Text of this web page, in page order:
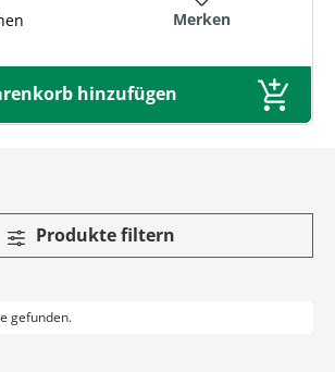
Merken
hinzufügen
Produkte filtern
gefunden.